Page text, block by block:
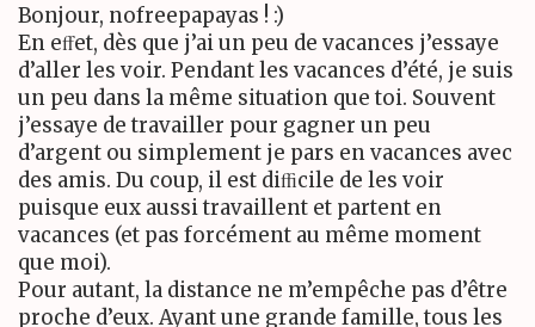
Bonjour, nofreepapayas ! :)
En eﬀet, dès que j’ai un peu de vacances j’essaye
d’aller les voir. Pendant les vacances d’été, je suis
un peu dans la même situation que toi. Souvent
j’essaye de travailler pour gagner un peu
d’argent ou simplement je pars en vacances avec
des amis. Du coup, il est diﬃcile de les voir
puisque eux aussi travaillent et partent en
vacances (et pas forcément au même moment
que moi).
Pour autant, la distance ne m’empêche pas d’être
proche d’eux. Ayant une grande famille, tous les